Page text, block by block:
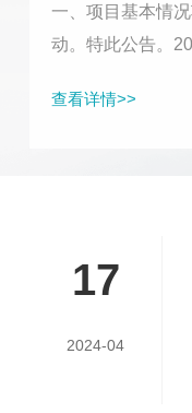
一、项目基本情
动。特此公告。
查看详情>>
17
2024-04